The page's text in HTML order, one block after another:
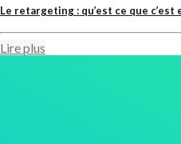
Le retargeting : qu’est ce que
Lire plus